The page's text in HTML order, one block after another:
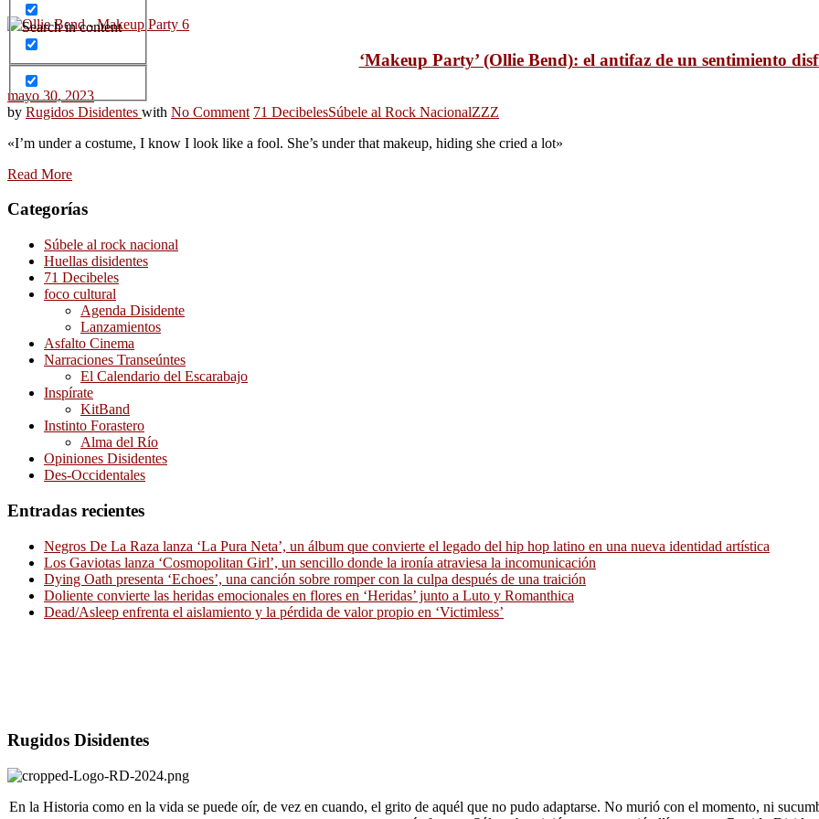
Search in content
‘Makeup Party’ (Ollie Bend): el antifaz de un sentimiento
mayo 30, 2023
by Rugidos Disidentes with No Comment 71 DecibelesSúbele al Rock NacionalZZZ
«I’m under a costume, I know I look like a fool. She’s under that makeup, hiding she cried a lot»
Read More
Categorías
Súbele al rock nacional
Huellas disidentes
71 Decibeles
foco cultural
Agenda Disidente
Lanzamientos
Asfalto Cinema
Narraciones Transeúntes
El Calendario del Escarabajo
Inspírate
KitBand
Instinto Forastero
Alma del Río
Opiniones Disidentes
Des-Occidentales
Entradas recientes
Negros De La Raza lanza ‘La Pura Neta’, un álbum que convierte el legado del hip hop latino en una nueva identidad artística
Los Gaviotas lanza ‘Cosmopolitan Girl’, un sencillo donde la ironía atraviesa la incomunicación
Dying Oath presenta ‘Echoes’, una canción sobre romper con la culpa después de una traición
Doliente convierte las heridas emocionales en flores en ‘Heridas’ junto a Luto y Romanthica
Dead/Asleep enfrenta el aislamiento y la pérdida de valor propio en ‘Victimless’
Rugidos Disidentes
En la Historia como en la vida se puede oír, de vez en cuando, el grito de aquél que no pudo adaptarse. No murió con el momento, ni